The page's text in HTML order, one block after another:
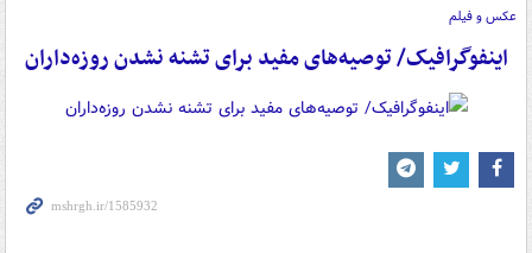
عکس و فیلم
اینفوگرافیک/ توصیه‌های مفید برای تشنه نشدن روزه‌داران